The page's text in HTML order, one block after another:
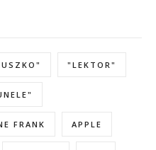
"LEKTOR"
FRANK APPLE